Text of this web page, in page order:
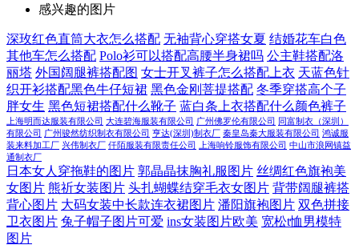
感兴趣的图片
深玫红色直筒大衣怎么搭配 无袖背心穿搭女夏 结婚花车白色
其他车怎么搭配 Polo衫可以搭配高腰半身裙吗 公主鞋搭配洛
丽塔 外国阔腿裤搭配图 女士开叉裤子怎么搭配上衣 天蓝色针
织开衫搭配黑色牛仔短裙 黑色金刚菩提搭配 冬季穿搭高个子
胖女生 黑色短裙搭配什么靴子 蓝白条上衣搭配什么颜色裤子
上海明而达服装有限公司 大连碧海服装有限公司 广州佛罗伦有限公司 同富制衣（深圳）
有限公司 广州骏然纺织制衣有限公司 亨达(深圳)制衣厂 秦皇岛秦大服装有限公司 鸿诚服
装来料加工厂 兴伟制衣厂 仟陌服装有限责任公司 上海响铃服饰有限公司 中山市浪网镇益
通制衣厂
日本女人穿拖鞋的图片 郭晶晶抹胸礼服图片 丝绸红色旗袍美
女图片 熊祈女装图片 头扎蝴蝶结穿毛衣女图片 背带阔腿裤搭
背心图片 大码女装中长款连衣裙图片 潘阳旗袍图片 双色拼接
卫衣图片 兔子帽子图片可爱 ins女装图片欧美 宽松t恤男模特
图片